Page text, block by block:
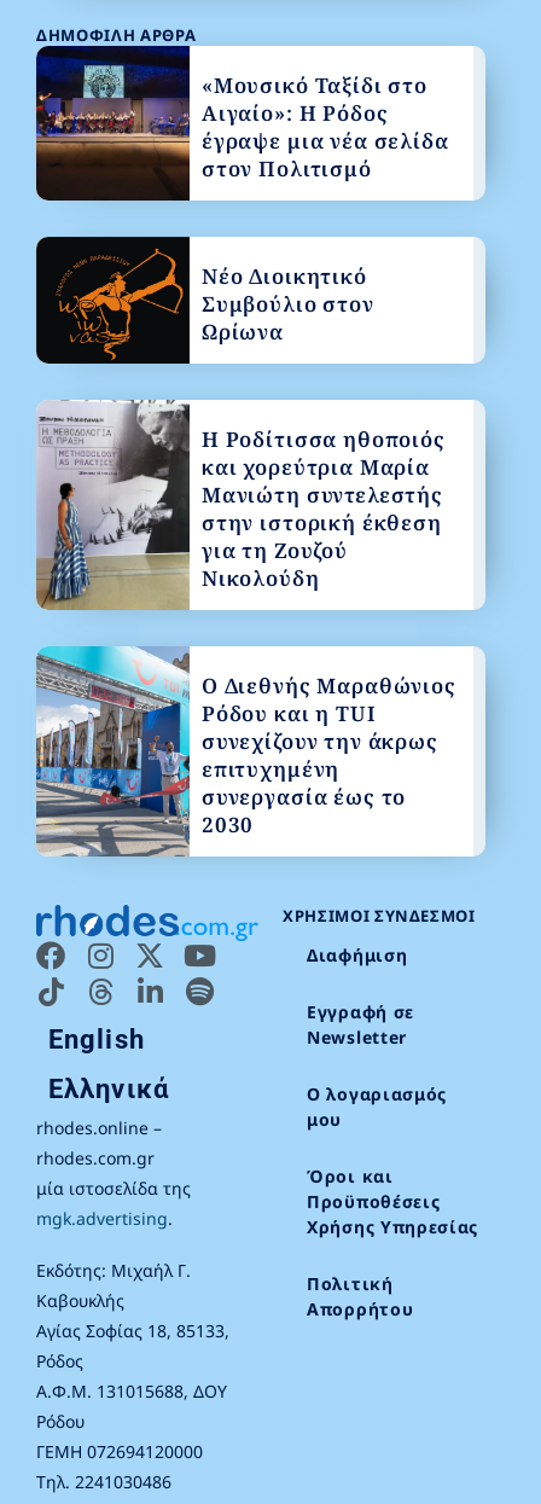
English
Ελληνικά
rhodes.online –
rhodes.com.gr
μία ιστοσελίδα της
mgk.advertising.
Εκδότης: Μιχαήλ Γ.
Καβουκλής
Αγίας Σοφίας 18, 85133,
Ρόδος
Α.Φ.Μ. 131015688, ΔΟΥ
Ρόδου
ΓΕΜΗ 072694120000
Τηλ. 2241030486
ΧΡΉΣΙΜΟΙ ΣΎΝΔΕΣΜΟΙ
Διαφήμιση
Εγγραφή σε
Newsletter
Ο λογαριασμός
μου
Όροι και
Προϋποθέσεις
Χρήσης Υπηρεσίας
Πολιτική
Απορρήτου
ΔΗΜΟΦΙΛΉ ΆΡΘΡΑ
«Μουσικό Ταξίδι στο
Αιγαίο»: Η Ρόδος
έγραψε μια νέα σελίδα
στον Πολιτισμό
Νέο Διοικητικό
Συμβούλιο στον
Ωρίωνα
Η Ροδίτισσα ηθοποιός
και χορεύτρια Μαρία
Μανιώτη συντελεστής
στην ιστορική έκθεση
για τη Ζουζού
Νικολούδη
Ο Διεθνής Μαραθώνιος
Ρόδου και η TUI
συνεχίζουν την άκρως
επιτυχημένη
συνεργασία έως το
2030